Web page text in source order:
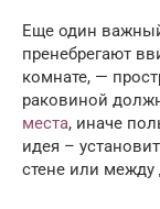
Еще один
пренебрегают
комнате, —
раковиной
места, иначе
идея –
стене или между